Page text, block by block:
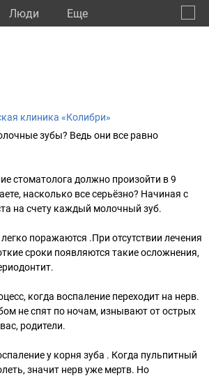
Люди Eще
клиника «Колибри»
зубы? Ведь они все равно
стоматолога должно произойти в 9
насколько все серьёзно? Начиная с
на счету каждый молочный зуб.
поражаются .При отсутствии лечения
сроки появляются такие осложнения,
когда воспаление переходит на нерв.
не спят по ночам, изнывают от острых
родители.
у корня зуба . Когда пульпитный
значит нерв уже мертв. Но